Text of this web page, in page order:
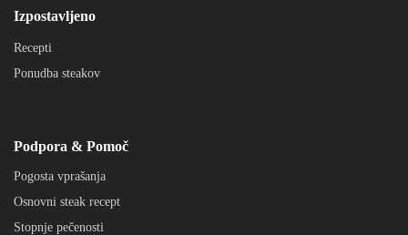
Izpostavljeno
Recepti
Ponudba steakov
Podpora & Pomoč
Pogosta vprašanja
Osnovni steak recept
Stopnje pečenosti